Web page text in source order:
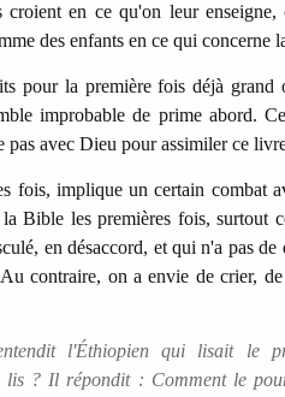
croient en ce qu'on leur
des enfants en ce qui concerne
pour la première fois déjà grand
improbable de prime abord.
avec Dieu pour assimiler ce
fois, implique un certain combat
Bible les premières fois, surtout
en désaccord, et qui n'a pas
contraire, on a envie de crier, de
l'Éthiopien qui lisait le
lis ? Il répondit : Comment le